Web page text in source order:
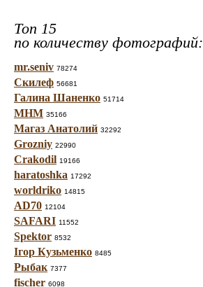
Топ 15
по количеству фотографий:
mr.seniv 78274
Скилеф 56681
Галина Шаненко 51714
МНМ 35166
Магаз Анатолий 32292
Grozniy 22990
Crakodil 19166
haratoshka 17292
worldriko 14815
AD70 12104
SAFARI 11552
Spektor 8532
Ігор Кузьменко 8485
Рыбак 7377
fischer 6098